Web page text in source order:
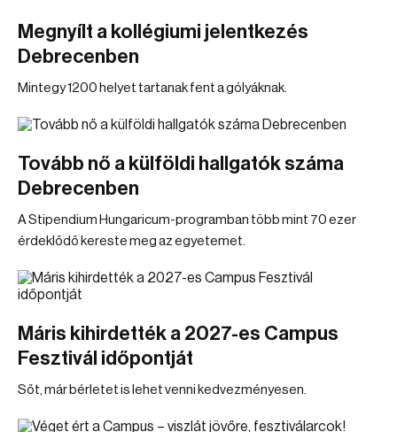
Megnyílt a kollégiumi jelentkezés
Debrecenben
Mintegy 1200 helyet tartanak fent a gólyáknak.
Tovább nő a külföldi hallgatók száma
Debrecenben
A Stipendium Hungaricum-programban több mint 70 ezer
érdeklődő kereste meg az egyetemet.
Máris kihirdették a 2027-es Campus
Fesztivál időpontját
Sőt, már bérletet is lehet venni kedvezményesen.